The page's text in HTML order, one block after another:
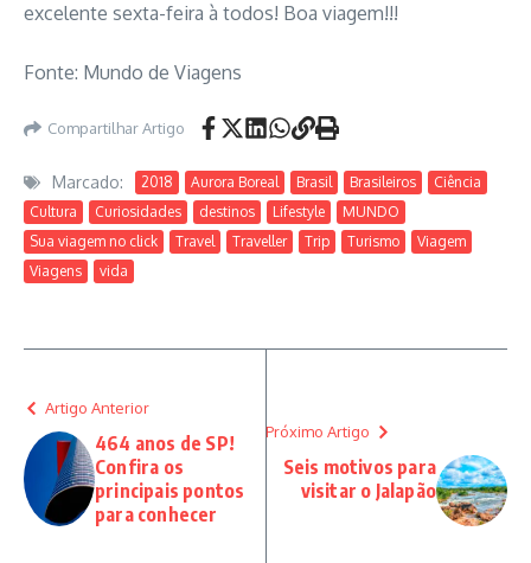
excelente sexta-feira à todos! Boa viagem!!!
Fonte: Mundo de Viagens
Compartilhar Artigo
Marcado: 2018 Aurora Boreal Brasil Brasileiros
Ciência
Cultura
Curiosidades destinos Lifestyle
MUNDO
Sua viagem no click
Travel Traveller Trip Turismo
Viagem
Viagens
vida
Artigo Anterior
464 anos de SP!
Confira os
principais pontos
para conhecer
Próximo Artigo
Seis motivos para
visitar o Jalapão